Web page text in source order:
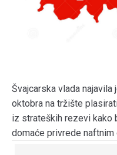
Švajcarska vlada
oktobra na tržište
iz strateških rezevi kako
domaće privrede naftnim